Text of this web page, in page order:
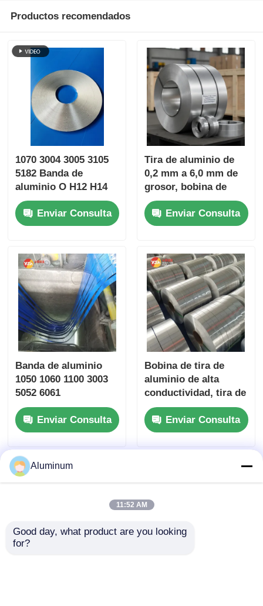
Productos recomendados
1070 3004 3005 3105
5182 Banda de
aluminio O H12 H14
H18 laminada en frío
y caliente 0,2-4 mm
Ancho de precisión ±
Con certificación
ASTM EN JIS ISO
SGS ROHS
Enviar Consulta
Tira de aluminio de
0,2 mm a 6,0 mm de
grosor, bobina de
tamaño
personalizado,
adecuada para
y proyectos de
construcción
Enviar Consulta
Banda de aluminio
1050 1060 1100 3003
5052 6061
Transformador
Enrollamiento
Iluminación LED
Bebidas Caps Cordón
de miel núcleo
persianas venecianas
personalizados
Enviar Consulta
Bobina de tira de
aluminio de alta
conductividad, tira de
hendidura
personalizada de 0,1-
10mm para conector
de batería, Cable que
Enviar Consulta
Aluminum
11:52 AM
Good day, what product are you looking
for?